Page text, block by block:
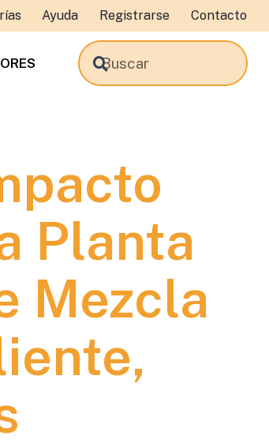
Ayuda Registrarse Contacto
Planta
Mezcla